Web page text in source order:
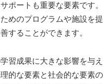
ポートも重要な要素です。
めのプログラムや施設を提
することができます。
習成果に大きな影響を与え
的な要素と社会的な要素の